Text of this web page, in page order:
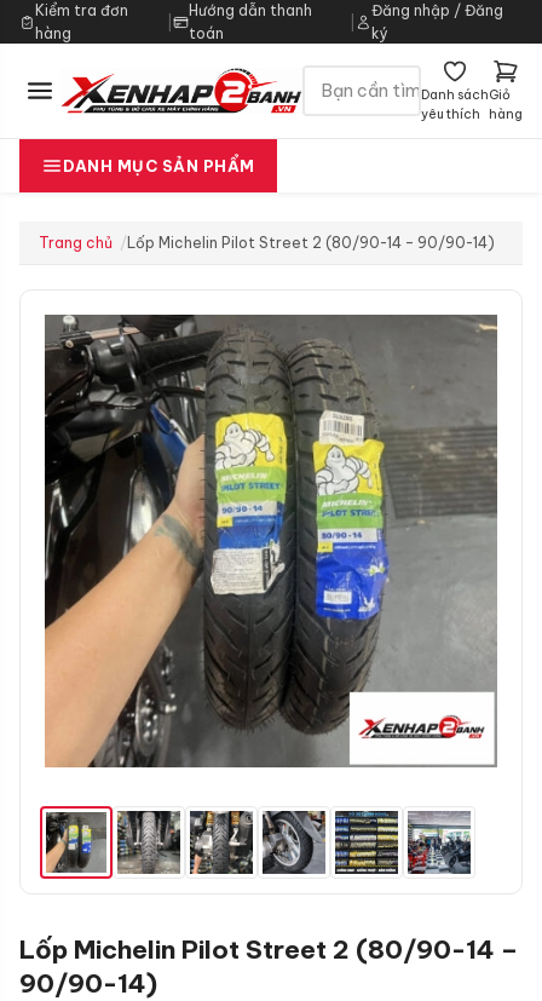
Kiểm tra đơn
hàng
|
Hướng dẫn thanh
toán
Đăng nhập / Đăng
ký
Danh sách
yêu thích
Giỏ
hàng
DANH MỤC SẢN PHẨM
Trang chủ Lốp Michelin Pilot Street 2 (80/90-14 – 90/90-14)
Lốp Michelin Pilot Street 2 (80/90-14 –
90/90-14)